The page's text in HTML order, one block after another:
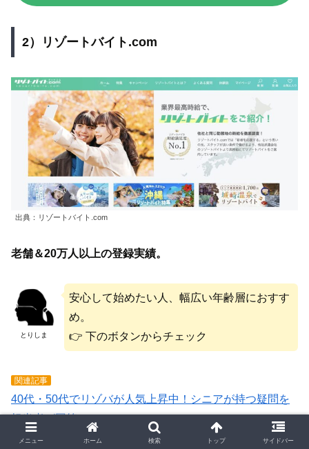
2）リゾートバイト.com
出典：リゾートバイト.com
老舗＆20万人以上の登録実績。
とりしま
安心して始めたい人、幅広い年齢層におすす
め。
👉 下のボタンからチェック
関連記事
40代・50代でリゾバが人気上昇中！シニアが持つ疑問を
担当者が回答
メニュー ホーム 検索 トップ サイドバー